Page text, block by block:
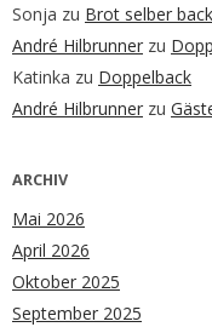
Sonja zu Brot selber
André Hilbrunner zu
Katinka zu Doppelback
André Hilbrunner zu
ARCHIV
Mai 2026
April 2026
Oktober 2025
September 2025